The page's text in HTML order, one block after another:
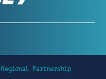
Partnership